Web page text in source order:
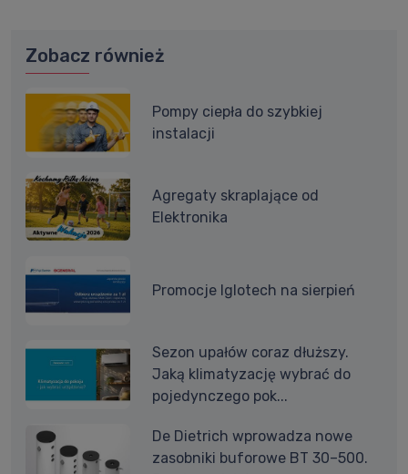
Zobacz również
Pompy ciepła do szybkiej
instalacji
Agregaty skraplające od
Elektronika
Promocje Iglotech na sierpień
Sezon upałów coraz dłuższy.
Jaką klimatyzację wybrać do
pojedynczego pok...
De Dietrich wprowadza nowe
zasobniki buforowe BT 30–500.